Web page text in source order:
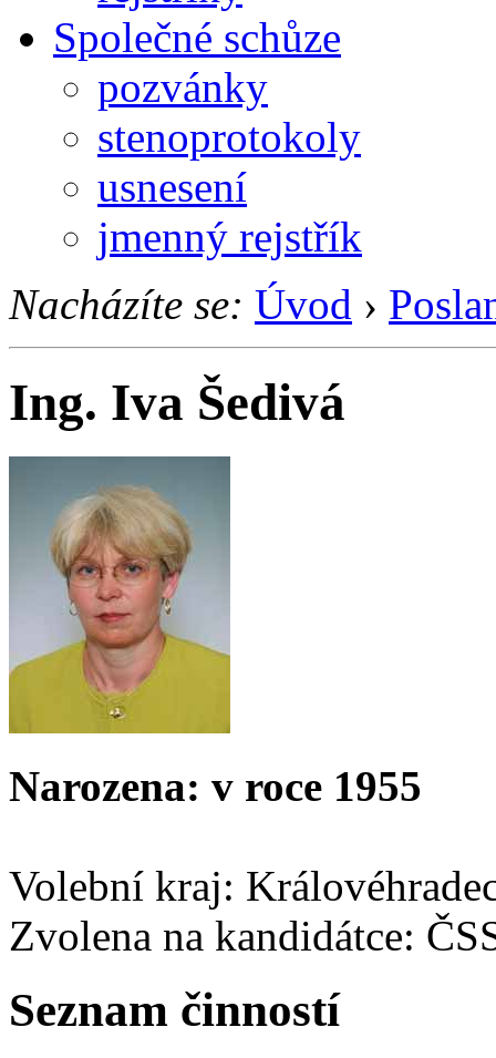
Společné schůze
pozvánky
stenoprotokoly
usnesení
jmenný rejstřík
Nacházíte se: Úvod ›
Ing. Iva Šedivá
Narozena: v roce 1955
Volební kraj:
Zvolena na kandidátce:
Seznam činností